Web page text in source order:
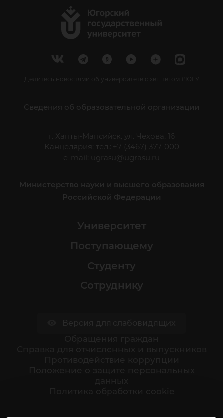
Делитесь новостями об университете с хештегом #ЮГУ
Сведения об образовательной организации
г. Ханты-Мансийск, ул. Чехова, 16
Канцелярия: тел.: +7 (3467) 377-000
e-mail:
ugrasu@ugrasu.ru
Министерство науки и высшего образования
Российской Федерации
Университет
Поступающему
Студенту
Сотруднику